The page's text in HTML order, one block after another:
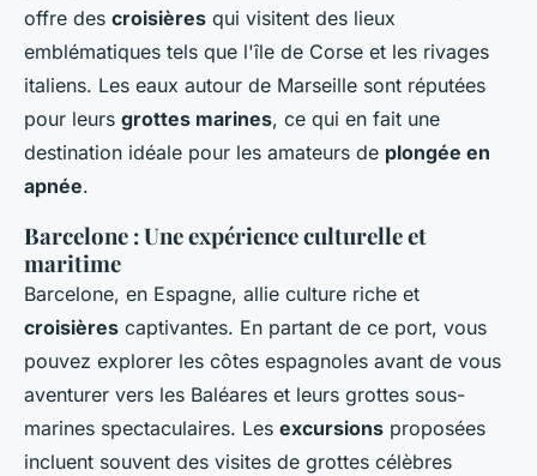
offre des croisières qui visitent des lieux
emblématiques tels que l'île de Corse et les rivages
italiens. Les eaux autour de Marseille sont réputées
pour leurs grottes marines, ce qui en fait une
destination idéale pour les amateurs de plongée en
apnée.
Barcelone : Une expérience culturelle et
maritime
Barcelone, en Espagne, allie culture riche et
croisières captivantes. En partant de ce port, vous
pouvez explorer les côtes espagnoles avant de vous
aventurer vers les Baléares et leurs grottes sous-
marines spectaculaires. Les excursions proposées
incluent souvent des visites de grottes célèbres